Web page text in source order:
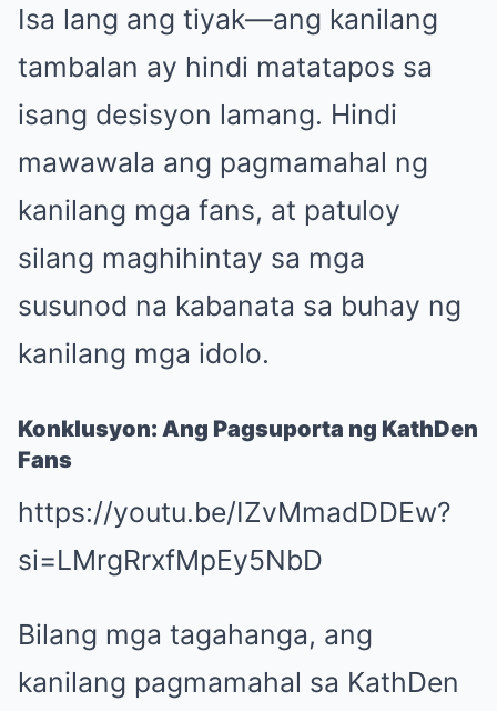
Isa lang ang tiyak—ang kanilang
tambalan ay hindi matatapos sa
isang desisyon lamang. Hindi
mawawala ang pagmamahal ng
kanilang mga fans, at patuloy
silang maghihintay sa mga
susunod na kabanata sa buhay ng
kanilang mga idolo.
Konklusyon: Ang Pagsuporta ng KathDen
Fans
https://youtu.be/IZvMmadDDEw?
si=LMrgRrxfMpEy5NbD
Bilang mga tagahanga, ang
kanilang pagmamahal sa KathDen